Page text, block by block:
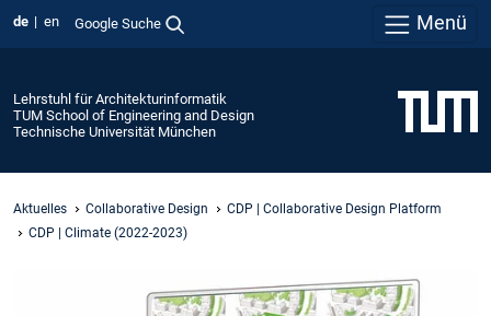
de en Google Suche Menü
Lehrstuhl für Architekturinformatik
TUM School of Engineering and Design
Technische Universität München
Aktuelles Collaborative Design
CDP | Collaborative Design Platform
CDP | Climate (2022-2023)